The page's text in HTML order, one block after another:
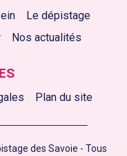
Le dépistage
Nos actualités
Plan du site
des Savoie - Tous